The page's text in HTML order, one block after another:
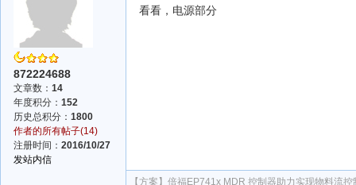
872224688
文章数： 14
年度积分： 152
历史总积分： 1800
作者的所有帖子(14)
注册时间： 2016/10/27
发站内信
看看，电源部分
【方案】 倍福EP741x MDR 控制器助力实现物料流控